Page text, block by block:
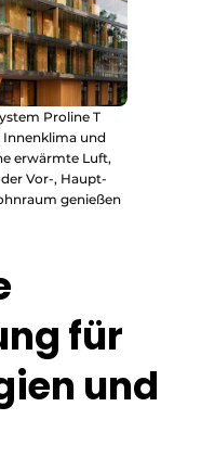
Proline T
und
erwärmte Luft,
Vor-, Haupt-
genießen
für
und